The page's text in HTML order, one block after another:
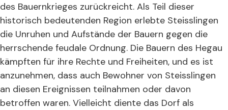
des Bauernkrieges zurückreicht. Als Teil dieser
historisch bedeutenden Region erlebte Steisslingen
die Unruhen und Aufstände der Bauern gegen die
herrschende feudale Ordnung. Die Bauern des Hegau
kämpften für ihre Rechte und Freiheiten, und es ist
anzunehmen, dass auch Bewohner von Steisslingen
an diesen Ereignissen teilnahmen oder davon
betroffen waren. Vielleicht diente das Dorf als